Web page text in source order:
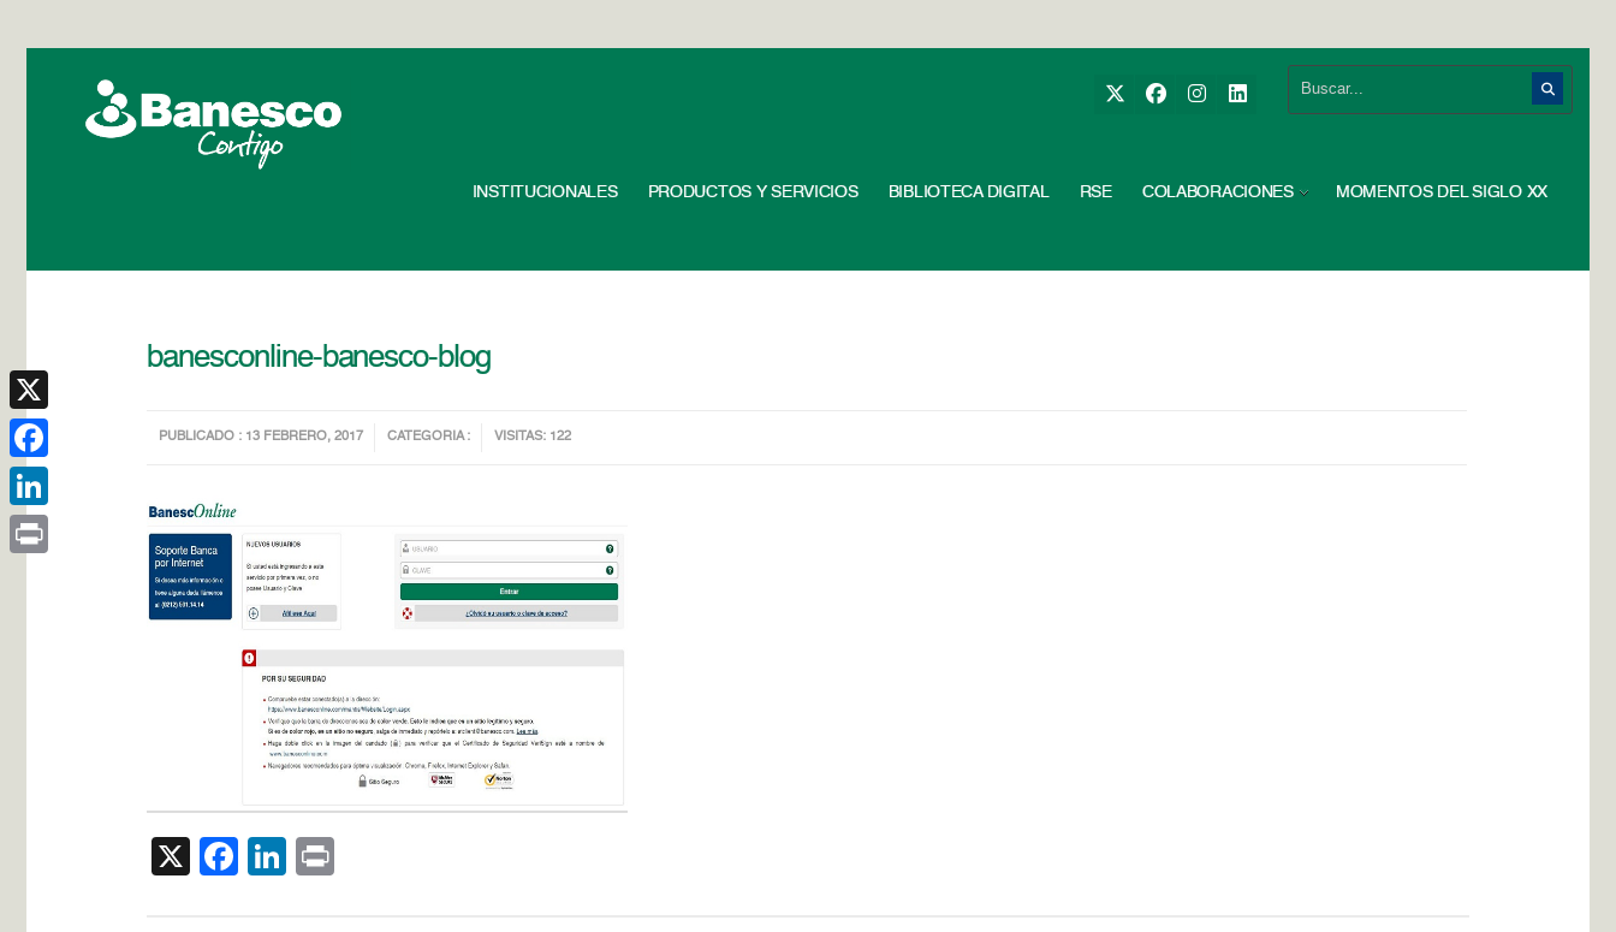
INSTITUCIONALES PRODUCTOS Y SERVICIOS BIBLIOTECA DIGITAL RSE COLABORACIONES MOMENTOS DEL SIGLO XX
banesconline-banesco-blog
PUBLICADO : 13 FEBRERO, 2017 CATEGORIA : VISITAS: 122
X Facebook
LinkedIn
X
Facebook
LinkedIn